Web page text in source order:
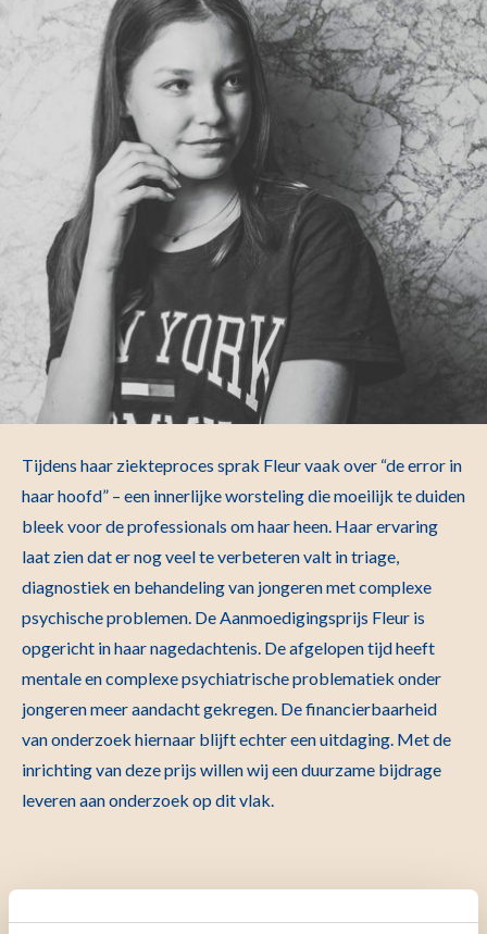
Tijdens haar ziekteproces sprak Fleur vaak over “de error in
haar hoofd” – een innerlijke worsteling die moeilijk te duiden
bleek voor de professionals om haar heen. Haar ervaring
laat zien dat er nog veel te verbeteren valt in triage,
diagnostiek en behandeling van jongeren met complexe
psychische problemen. DeAanmoedigingsprijs Fleur is
opgericht in haar nagedachtenis. De afgelopen tijd heeft
mentale en complexe psychiatrische problematiek onder
jongeren meer aandacht gekregen. De financierbaarheid
van onderzoek hiernaar blijft echter een uitdaging. Met de
inrichting van deze prijs willen wij een duurzame bijdrage
leveren aan onderzoek op dit vlak.